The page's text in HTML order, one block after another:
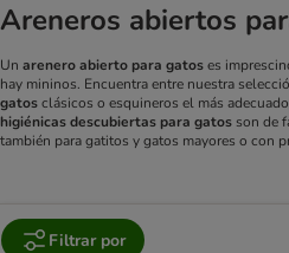
Areneros abiertos
Un arenero abierto para gatoses
hay mininos. Encuentra entre nuestra
gatosclásicos o esquineros el más
higiénicas descubiertas para gatos son de
también para gatitos y gatos mayores o con
Filtrar por